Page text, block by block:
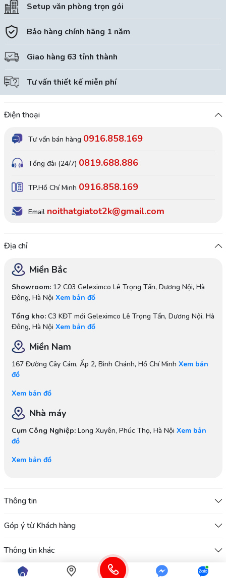
Setup văn phòng trọn gói
Bảo hàng chính hãng 1 năm
Giao hàng 63 tỉnh thành
Tư vấn thiết kế miễn phí
Điện thoại
Tư vấn bán hàng 0916.858.169
Tổng đài (24/7) 0819.688.886
TP.Hồ Chí Minh 0916.858.169
Email noithatgiatot2k@gmail.com
Địa chỉ
Miền Bắc
Showroom:12 C03 Geleximco Lê Trọng Tấn, Dương Nội, Hà
Đông, Hà Nội Xem bản đồ
Tổng kho:C3 KĐT mới Geleximco Lê Trọng Tấn, Dương Nội, Hà
Đông, Hà Nội Xem bản đồ
Miền Nam
167 Đường Cây Cám, Ấp 2, Bình Chánh, Hồ Chí Minh Xem bản
đồ
Xem bản đồ
Nhà máy
Cụm Công Nghiệp:Long Xuyên, Phúc Thọ, Hà Nội Xem bản
đồ
Xem bản đồ
Thông tin
Thông tin khác
Góp ý từ Khách hàng